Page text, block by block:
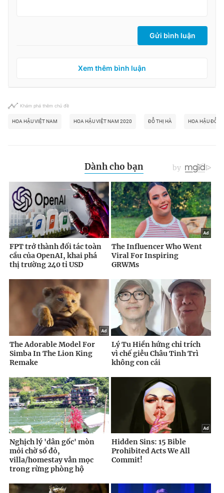
Gửi bình luận
Xem thêm bình luận
Khám phá thêm chủ đề
HOA HẬU VIỆT NAM HOA HẬU VIỆT NAM 2020 ĐỖ THỊ HÀ HOA HẬU ĐỖ